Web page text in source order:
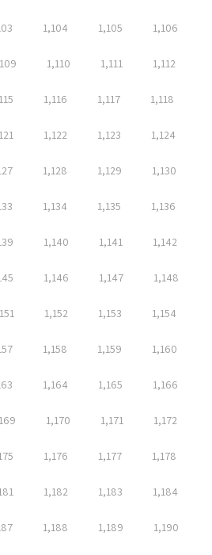
1,104 1,105 1,106
1,110 1,111 1,112
1,116 1,117 1,118
1,122 1,123 1,124
1,128 1,129 1,130
1,134 1,135 1,136
1,140 1,141 1,142
1,146 1,147 1,148
1,152 1,153 1,154
1,158 1,159 1,160
1,164 1,165 1,166
1,170 1,171 1,172
1,176 1,177 1,178
1,182 1,183 1,184
1,188 1,189 1,190